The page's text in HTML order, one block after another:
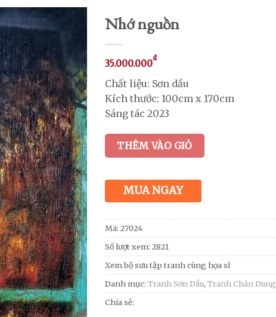
Nhớ nguồn
35.000.000₫
Chất liệu: Sơn dầu
Kích thước: 100cm x 170cm
Sáng tác 2023
THÊM VÀO GIỎ
MUA NGAY
Mã: 27024
Số lượt xem: 2821
Xem bộ sưu tập tranh cùng họa sĩ
Danh mục: Tranh Sơn Dầu, Tranh Chân Dung
Chia sẻ: